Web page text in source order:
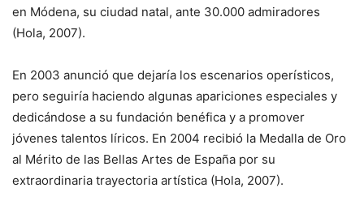
en Módena, su ciudad natal, ante 30.000 admiradores
(Hola, 2007).
En 2003 anunció que dejaría los escenarios operísticos,
pero seguiría haciendo algunas apariciones especiales y
dedicándose a su fundación benéfica y a promover
jóvenes talentos líricos. En 2004 recibió la Medalla de Oro
al Mérito de las Bellas Artes de España por su
extraordinaria trayectoria artística (Hola, 2007).